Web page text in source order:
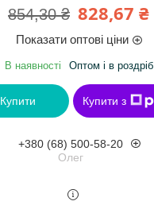
854,30 ₴ 828,67 ₴
Показати оптові ціни
В наявності Оптом і в роздріб
Купити Купити з
+380 (68) 500-58-20
Олег